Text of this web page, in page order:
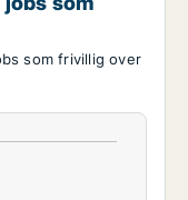
som frivillig over